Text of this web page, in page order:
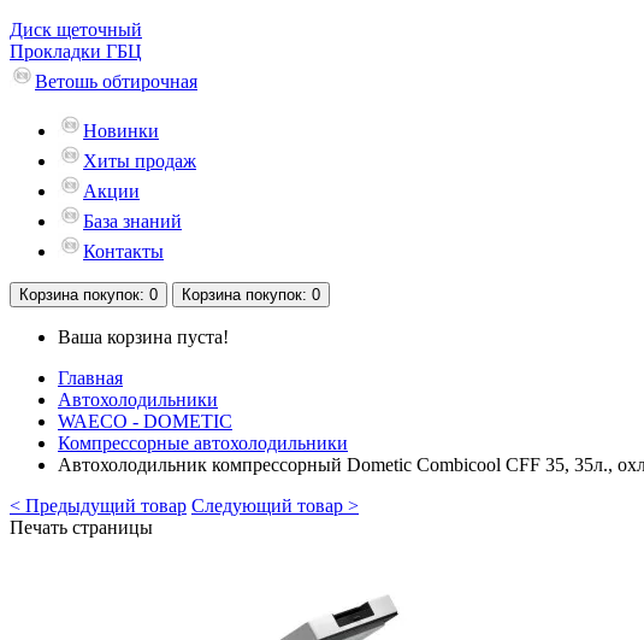
Диск щеточный
Прокладки ГБЦ
Ветошь обтирочная
Новинки
Хиты продаж
Акции
База знаний
Контакты
Корзина покупок: 0 Корзина покупок: 0
Ваша корзина пуста!
Главная
Автохолодильники
WAECO - DOMETIC
Компрессорные автохолодильники
Автохолодильник компрессорный Dometic Combicool CFF 35, 35л.,
< Предыдущий товар Следующий товар >
Печать страницы